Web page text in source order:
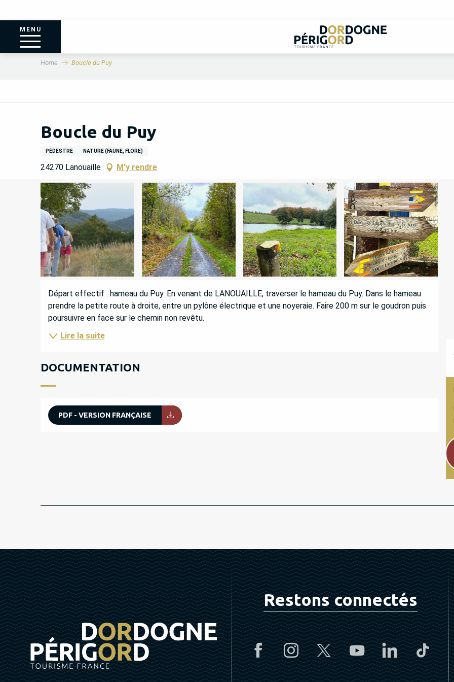
MENU
Home Boucle du Puy
Boucle du Puy
PÉDESTRE NATURE (FAUNE, FLORE)
24270 Lanouaille M'y rendre
DESCRIPTION
Départ effectif : hameau du Puy. En venant de LANOUAILLE, traverser le hameau du Puy. Dans le hameau
prendre la petite route à droite, entre un pylône électrique et une noyeraie. Faire 200 m sur le goudron puis
poursuivre en face sur le chemin non revêtu.
Lire la suite
DOCUMENTATION
PDF - VERSION FRANÇAISE
Restons connectés